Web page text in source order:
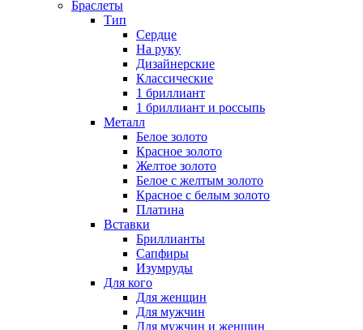
Браслеты
Тип
Сердце
На руку
Дизайнерские
Классические
1 бриллиант
1 бриллиант и россыпь
Металл
Белое золото
Красное золото
Желтое золото
Белое с желтым золото
Красное с белым золото
Платина
Вставки
Бриллианты
Сапфиры
Изумруды
Для кого
Для женщин
Для мужчин
Для мужчин и женщин